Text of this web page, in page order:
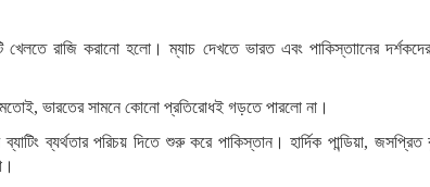
রাজি করানো হলো। ম্যাচ দেখতে ভারত এবং পাকিস্তাানের
মতোই, ভারতের সামনে কোনো প্রতিরোধই গড়তে পারলো না।
ব্যর্থতার পরিচয় দিতে শুরু করে পাকিস্তান। হার্দিক পান্ডিয়া, জসপ্রিত